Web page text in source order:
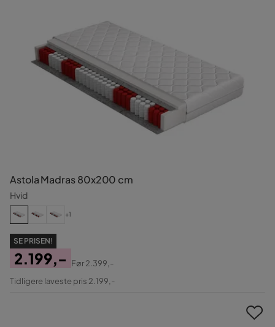
Astola Madras 80x200 cm
Hvid
+1
SE PRISEN!
Pris
2.199,-
Original
Før2.399,-
Tidligere laveste pris 2.199,-